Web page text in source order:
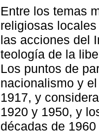
Entre los temas
religiosas
las acciones del
teología de la
Los puntos de
nacionalismo y
1917, y
1920 y 1950, y
décadas de 1960